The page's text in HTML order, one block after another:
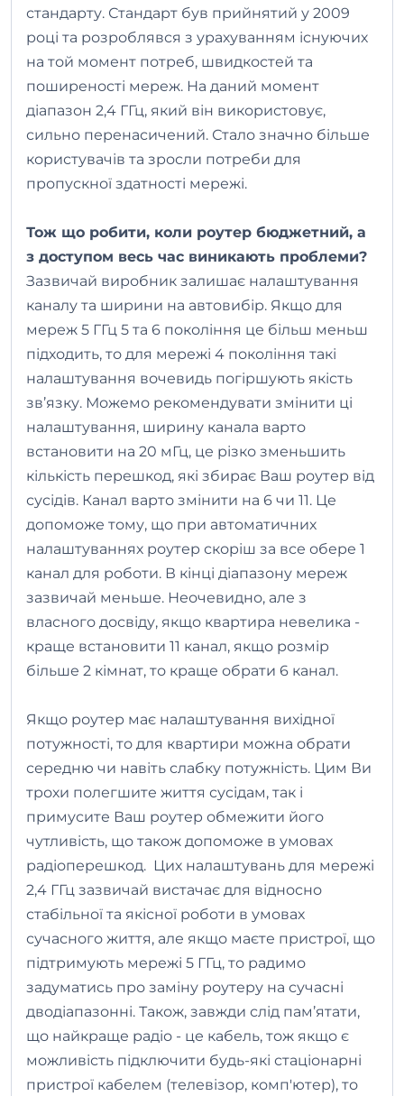
стандарту. Стандарт був прийнятий у 2009
році та розроблявся з урахуванням існуючих
на той момент потреб, швидкостей та
поширеності мереж. На даний момент
діапазон 2,4 ГГц, який він використовує,
сильно перенасичений. Стало значно більше
користувачів та зросли потреби для
пропускної здатності мережі.
Тож що робити, коли роутер бюджетний, а
з доступом весь час виникають проблеми?
Зазвичай виробник залишає налаштування
каналу та ширини на автовибір. Якщо для
мереж 5 ГГц 5 та 6 покоління це більш меньш
підходить, то для мережі 4 покоління такі
налаштування вочевидь погіршують якість
зв’язку. Можемо рекомендувати змінити ці
налаштування, ширину канала варто
встановити на 20 мГц, це різко зменьшить
кількість перешкод, які збирає Ваш роутер від
сусідів. Канал варто змінити на 6 чи 11. Це
допоможе тому, що при автоматичних
налаштуваннях роутер скоріш за все обере 1
канал для роботи. В кінці діапазону мереж
зазвичай меньше. Неочевидно, але з
власного досвіду, якщо квартира невелика -
краще встановити 11 канал, якщо розмір
більше 2 кімнат, то краще обрати 6 канал.
Якщо роутер має налаштування вихідної
потужності, то для квартири можна обрати
середню чи навіть слабку потужність. Цим Ви
трохи полегшите життя сусідам, так і
примусите Ваш роутер обмежити його
чутливість, що також допоможе в умовах
радіоперешкод. Цих налаштувань для мережі
2,4 ГГц зазвичай вистачає для відносно
стабільної та якісної роботи в умовах
сучасного життя, але якщо маєте пристрої, що
підтримують мережі 5 ГГц, то радимо
задуматись про заміну роутеру на сучасні
дводіапазонні. Також, завжди слід пам’ятати,
що найкраще радіо - це кабель, тож якщо є
можливість підключити будь-які стаціонарні
пристрої кабелем (телевізор, комп'ютер), то